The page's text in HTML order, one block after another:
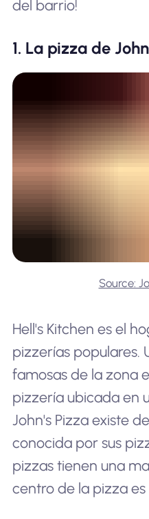
del barrio!
1. La pizza de John
Source:
Hell's Kitchen es el
pizzerías populares.
famosas de la zona
pizzería ubicada en
John's Pizza existe
conocida por sus
pizzas tienen una
centro de la pizza es